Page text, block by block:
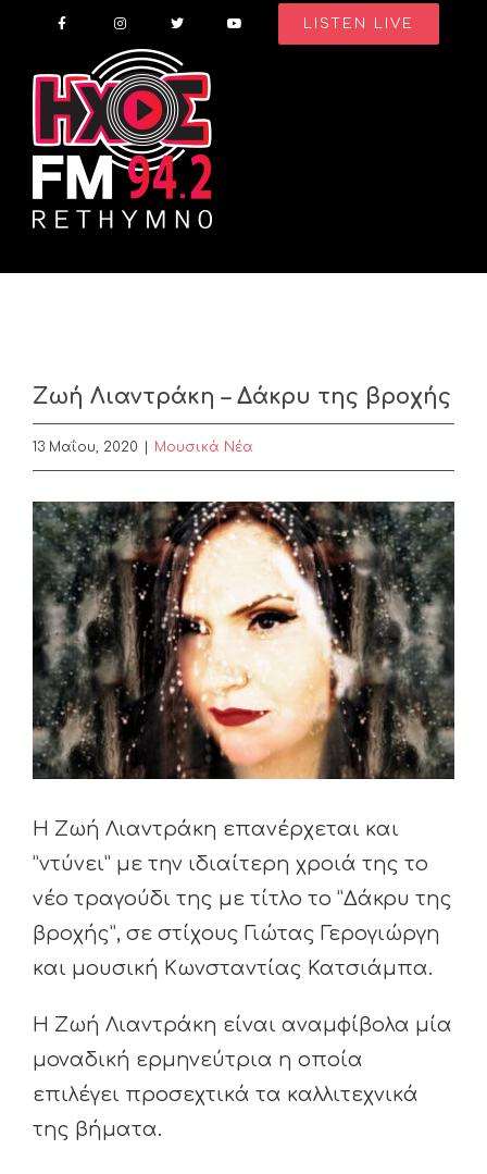
content
LISTEN LIVE
Ζωή Λιαντράκη – Δάκρυ της βροχής
13 Μαΐου, 2020 Μουσικά Νέα
View
Larger
Image
Η Ζωή Λιαντράκη επανέρχεται και
”ντύνει” με την ιδιαίτερη χροιά της το
νέο τραγούδι της με τίτλο το ”Δάκρυ της
βροχής”, σε στίχους Γιώτας Γερογιώργη
και μουσική Κωνσταντίας Κατσιάμπα.
Η Ζωή Λιαντράκη είναι αναμφίβολα μία
μοναδική ερμηνεύτρια η οποία
επιλέγει προσεχτικά τα καλλιτεχνικά
της βήματα.